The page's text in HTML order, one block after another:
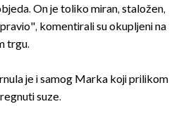
On je toliko miran, staložen,
komentirali su okupljeni na
trgu.
je i samog Marka koji prilikom
suze.